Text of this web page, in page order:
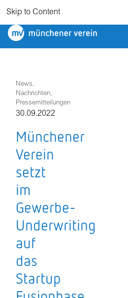
Skip to Content
Münchener
News,
Nachrichten,
Pressemitteilungen
30.09.2022
Münchener
Verein
setzt
im
Gewerbe-
Underwriting
auf
das
Startup